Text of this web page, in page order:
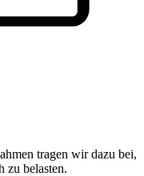
tragen wir dazu bei,
zu belasten.